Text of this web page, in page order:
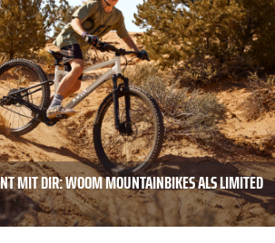
MIT DIR: WOOM MOUNTAINBIKES ALS LIMITED